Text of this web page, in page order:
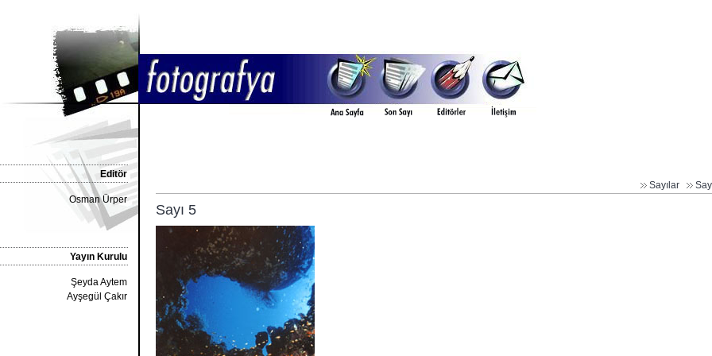
Editör
Osman Ürper
Yayın Kurulu
Şeyda Aytem
Ayşegül Çakır
Sayılar
Sayı 5